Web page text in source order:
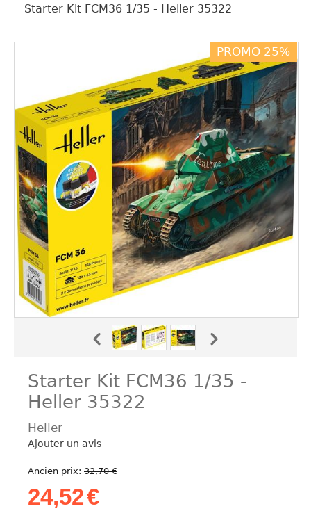
Starter Kit FCM36 1/35 - Heller 35322
PROMO 25%
Starter Kit FCM36 1/35 -
Heller 35322
Heller
Ajouter un avis
Ancien prix: 32,70 €
24,52€